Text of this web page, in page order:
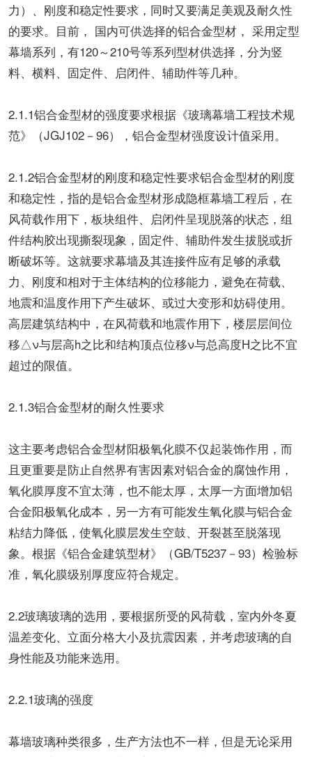
力）、刚度和稳定性要求，同时又要满足美观及耐久性
的要求。目前， 国内可供选择的铝合金型材， 采用定型
幕墙系列，有120～210号等系列型材供选择，分为竖
料、横料、固定件、启闭件、辅助件等几种。
2.1.1铝合金型材的强度要求根据《玻璃幕墙工程技术规
范》（JGJ102－96），铝合金型材强度设计值采用。
2.1.2铝合金型材的刚度和稳定性要求铝合金型材的刚度
和稳定性，指的是铝合金型材形成隐框幕墙工程后，在
风荷载作用下，板块组件、启闭件呈现脱落的状态，组
件结构胶出现撕裂现象，固定件、辅助件发生拔脱或折
断破坏等。这就要求幕墙及其连接件应有足够的承载
力、刚度和相对于主体结构的位移能力，避免在荷载、
地震和温度作用下产生破坏、或过大变形和妨碍使用。
高层建筑结构中，在风荷载和地震作用下，楼层层间位
移△ν与层高h之比和结构顶点位移ν与总高度H之比不宜
超过的限值。
2.1.3铝合金型材的耐久性要求
这主要考虑铝合金型材阳极氧化膜不仅起装饰作用，而
且更重要是防止自然界有害因素对铝合金的腐蚀作用，
氧化膜厚度不宜太薄，也不能太厚，太厚一方面增加铝
合金阳极氧化成本，另一方有可能发生氧化膜与铝合金
粘结力降低，使氧化膜层发生空鼓、开裂甚至脱落现
象。根据《铝合金建筑型材》（GB/T5237－93）检验标
准，氧化膜级别厚度应符合规定。
2.2玻璃玻璃的选用，要根据所受的风荷载，室内外冬夏
温差变化、立面分格大小及抗震因素，并考虑玻璃的自
身性能及功能来选用。
2.2.1玻璃的强度
幕墙玻璃种类很多，生产方法也不一样，但是无论采用